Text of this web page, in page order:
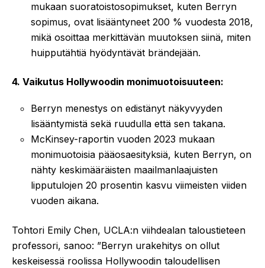
mukaan suoratoistosopimukset, kuten Berryn
sopimus, ovat lisääntyneet 200 % vuodesta 2018,
mikä osoittaa merkittävän muutoksen siinä, miten
huipputähtiä hyödyntävät brändejään.
4. Vaikutus Hollywoodin monimuotoisuuteen:
Berryn menestys on edistänyt näkyvyyden
lisääntymistä sekä ruudulla että sen takana.
McKinsey-raportin vuoden 2023 mukaan
monimuotoisia pääosaesityksiä, kuten Berryn, on
nähty keskimääräisten maailmanlaajuisten
lipputulojen 20 prosentin kasvu viimeisten viiden
vuoden aikana.
Tohtori Emily Chen, UCLA:n viihdealan taloustieteen
professori, sanoo: ”Berryn urakehitys on ollut
keskeisessä roolissa Hollywoodin taloudellisen